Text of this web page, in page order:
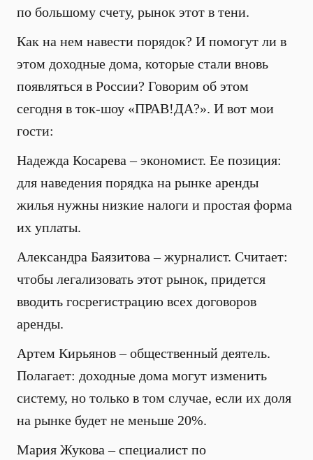
по большому счету, рынок этот в тени.
Как на нем навести порядок? И помогут ли в
этом доходные дома, которые стали вновь
появляться в России? Говорим об этом
сегодня в ток-шоу «ПРАВ!ДА?». И вот мои
гости:
Надежда Косарева – экономист. Ее позиция:
для наведения порядка на рынке аренды
жилья нужны низкие налоги и простая форма
их уплаты.
Александра Баязитова – журналист. Считает:
чтобы легализовать этот рынок, придется
вводить госрегистрацию всех договоров
аренды.
Артем Кирьянов – общественный деятель.
Полагает: доходные дома могут изменить
систему, но только в том случае, если их доля
на рынке будет не меньше 20%.
Мария Жукова – специалист по